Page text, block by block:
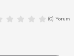
(0) Yorum